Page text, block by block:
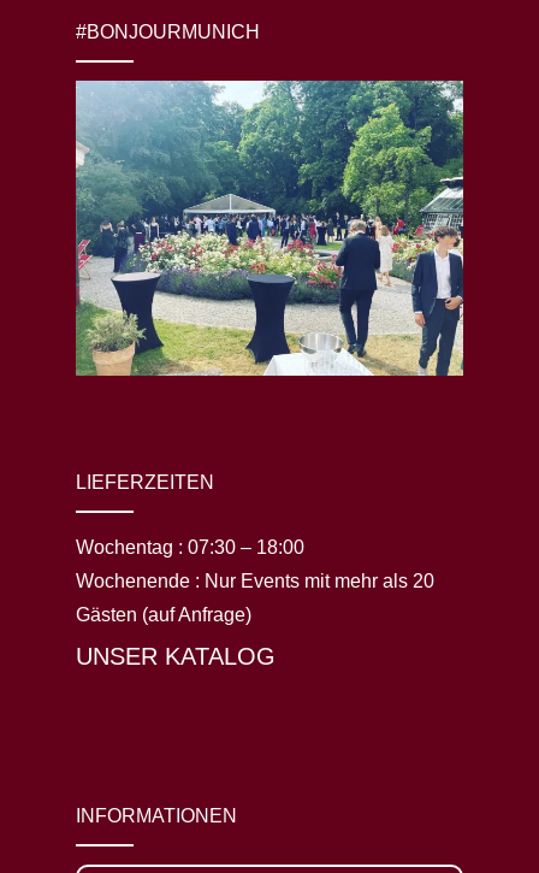
#BONJOURMUNICH
LIEFERZEITEN
Wochentag : 07:30 – 18:00
Wochenende : Nur Events mit mehr als 20
Gästen (auf Anfrage)
UNSER KATALOG
INFORMATIONEN